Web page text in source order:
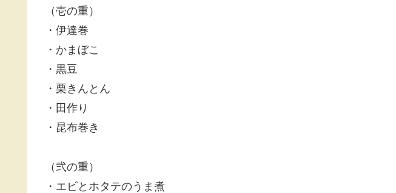
（壱の重）
・伊達巻
・かまぼこ
・黒豆
・栗きんとん
・田作り
・昆布巻き
（弐の重）
・エビとホタテのうま煮